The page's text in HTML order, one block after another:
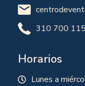
310 700
Horarios
Lunes a